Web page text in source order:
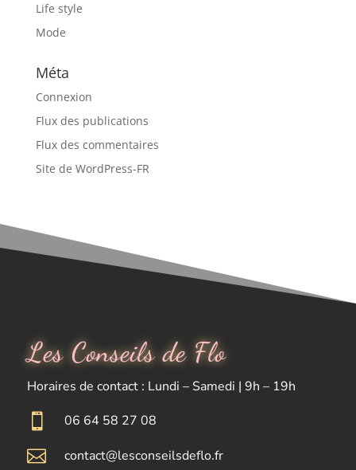
Life style
Mode
Méta
Connexion
Flux des publications
Flux des commentaires
Site de WordPress-FR
Les Conseils de Flo
Horaires de contact : Lundi – Samedi | 9h – 19h
 06 64 58 27 08
 contact@lesconseilsdeflo.fr